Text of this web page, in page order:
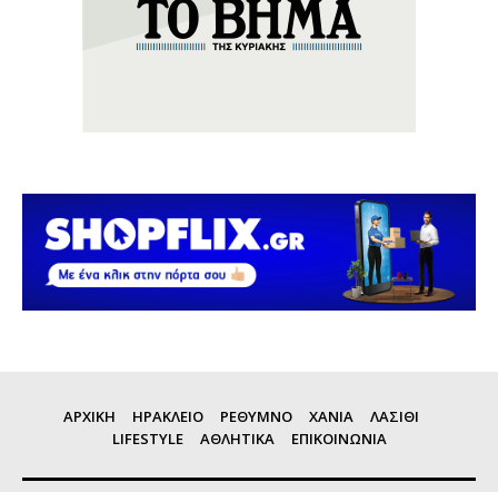
ΑΡΧΙΚΗ ΗΡΑΚΛΕΙΟ ΡΕΘΥΜΝΟ ΧΑΝΙΑ
ΛΑΣΙΘΙ
LIFESTYLE
ΑΘΛΗΤΙΚΑ ΕΠΙΚΟΙΝΩΝΙΑ